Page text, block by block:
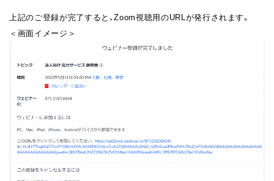
上記のご登録が完了すると、Zoom視聴用のURLが発行されます。
＜画面イメージ＞